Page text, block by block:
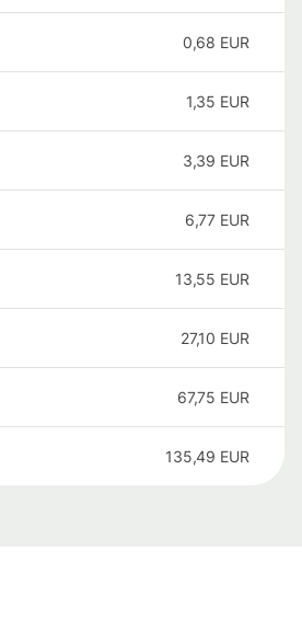
0,68 EUR
1,35 EUR
3,39 EUR
6,77 EUR
13,55 EUR
27,10 EUR
67,75 EUR
135,49 EUR